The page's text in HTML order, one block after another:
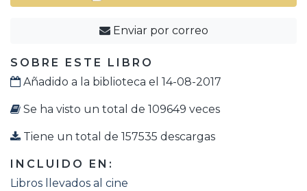
Enviar por correo
SOBRE ESTE LIBRO
Añadido a la biblioteca el 14-08-2017
Se ha visto un total de 109649 veces
Tiene un total de 157535 descargas
INCLUIDO EN:
Libros llevados al cine